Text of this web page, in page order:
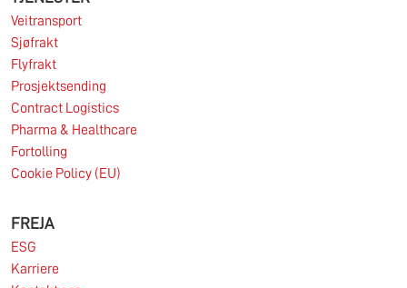
Veitransport
Sjøfrakt
Flyfrakt
Prosjektsending
Contract Logistics
Pharma & Healthcare
Fortolling
Cookie Policy (EU)
FREJA
ESG
Karriere